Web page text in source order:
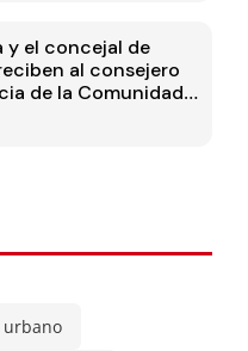
y el concejal de
al consejero
de la Comunidad